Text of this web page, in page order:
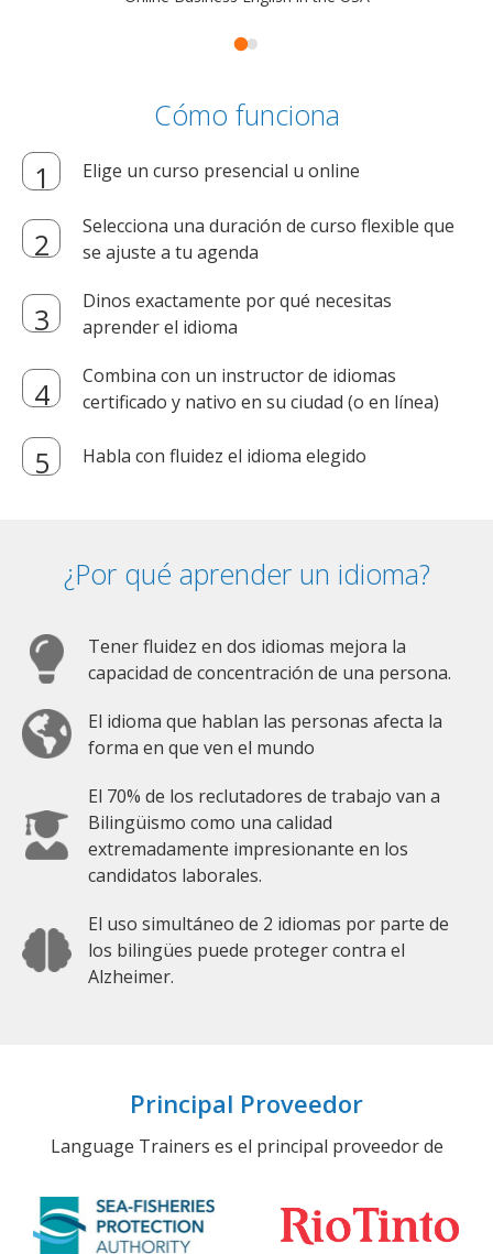
Cómo funciona
Elige un curso presencial u online
Selecciona una duración de curso flexible que
se ajuste a tu agenda
Dinos exactamente por qué necesitas
aprender el idioma
Combina con un instructor de idiomas
certificado y nativo en su ciudad (o en línea)
Habla con fluidez el idioma elegido
¿Por qué aprender un idioma?
Tener fluidez en dos idiomas mejora la
capacidad de concentración de una persona.
El idioma que hablan las personas afecta la
forma en que ven el mundo
El 70% de los reclutadores de trabajo van a
Bilingüismo como una calidad
extremadamente impresionante en los
candidatos laborales.
El uso simultáneo de 2 idiomas por parte de
los bilingües puede proteger contra el
Alzheimer.
Principal Proveedor
Language Trainers es el principal proveedor de